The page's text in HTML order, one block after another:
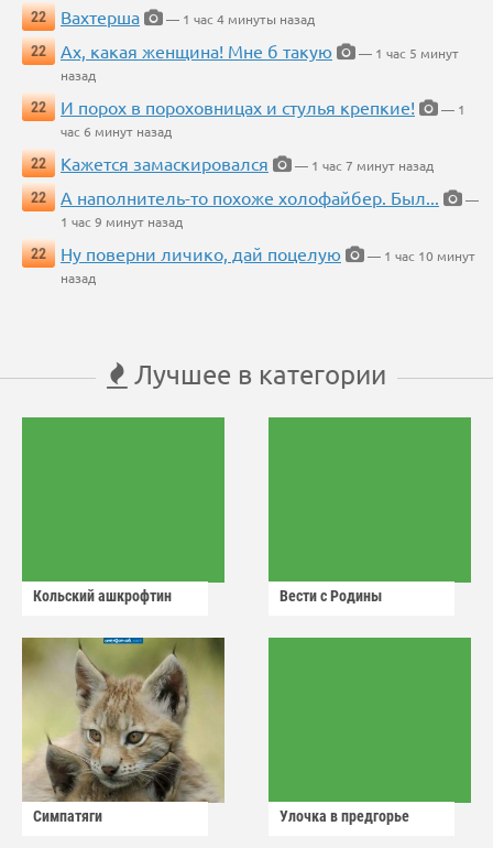
22
Вахтерша
— 1 час 4 минуты назад
22
Ах, какая женщина! Мне б такую
— 1 час 5 минут
назад
22
И порох в пороховницах и стулья крепкие!
— 1
час 6 минут назад
22
Кажется замаскировался
— 1 час 7 минут назад
22
А наполнитель-то похоже холофайбер. Был...
—
1 час 9 минут назад
22
Ну поверни личико, дай поцелую
— 1 час 10 минут
назад
Лучшее в категории
Кольский ашкрофтин Вести с Родины
Симпатяги Улочка в предгорье